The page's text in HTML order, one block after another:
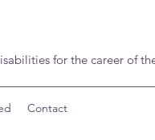
for the career of
Contact